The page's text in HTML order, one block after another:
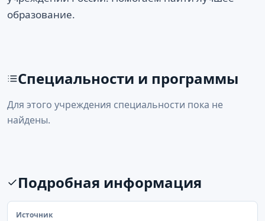
образование.
Специальности и программы
Для этого учреждения специальности пока не
найдены.
Подробная информация
Источник